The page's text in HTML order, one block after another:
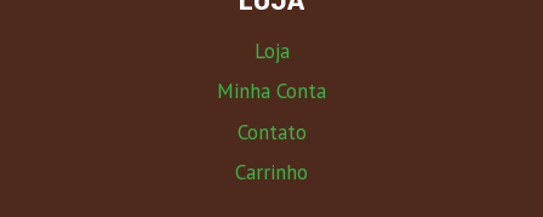
Loja
Minha Conta
Contato
Carrinho